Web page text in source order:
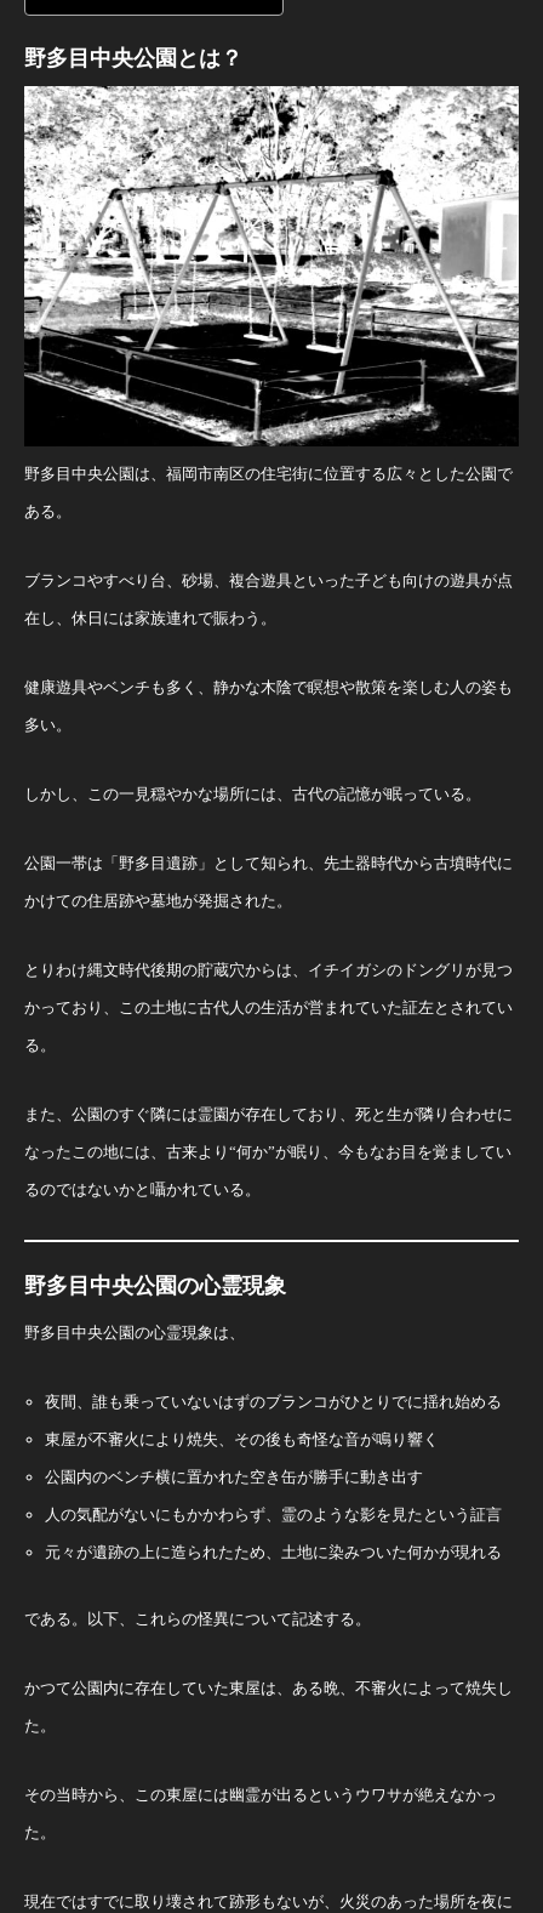
野多目中央公園とは？
野多目中央公園は、福岡市南区の住宅街に位置する広々とした公園で
ある。
ブランコやすべり台、砂場、複合遊具といった子ども向けの遊具が点
在し、休日には家族連れで賑わう。
健康遊具やベンチも多く、静かな木陰で瞑想や散策を楽しむ人の姿も
多い。
しかし、この一見穏やかな場所には、古代の記憶が眠っている。
公園一帯は「野多目遺跡」として知られ、先土器時代から古墳時代に
かけての住居跡や墓地が発掘された。
とりわけ縄文時代後期の貯蔵穴からは、イチイガシのドングリが見つ
かっており、この土地に古代人の生活が営まれていた証左とされてい
る。
また、公園のすぐ隣には霊園が存在しており、死と生が隣り合わせに
なったこの地には、古来より“何か”が眠り、今もなお目を覚ましてい
るのではないかと囁かれている。
野多目中央公園の心霊現象
野多目中央公園の心霊現象は、
夜間、誰も乗っていないはずのブランコがひとりでに揺れ始める
東屋が不審火により焼失、その後も奇怪な音が鳴り響く
公園内のベンチ横に置かれた空き缶が勝手に動き出す
人の気配がないにもかかわらず、霊のような影を見たという証言
元々が遺跡の上に造られたため、土地に染みついた何かが現れる
である。以下、これらの怪異について記述する。
かつて公園内に存在していた東屋は、ある晩、不審火によって焼失し
た。
その当時から、この東屋には幽霊が出るというウワサが絶えなかっ
た。
現在ではすでに取り壊されて跡形もないが、火災のあった場所を夜に